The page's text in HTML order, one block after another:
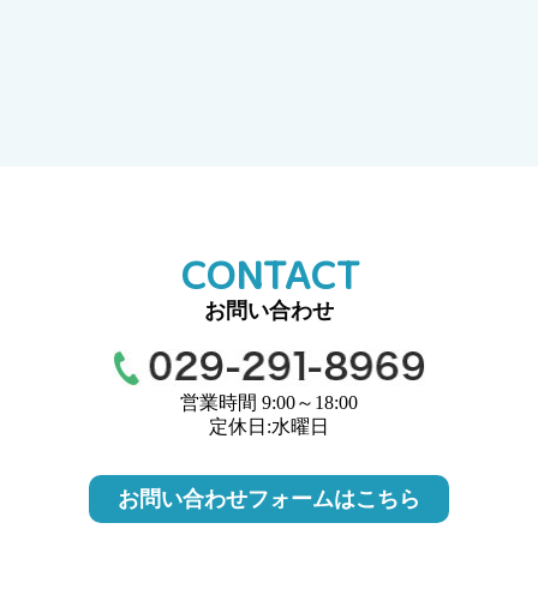
CONTACT
お問い合わせ
営業時間 9:00～18:00
定休日:水曜日
お問い合わせフォームはこちら